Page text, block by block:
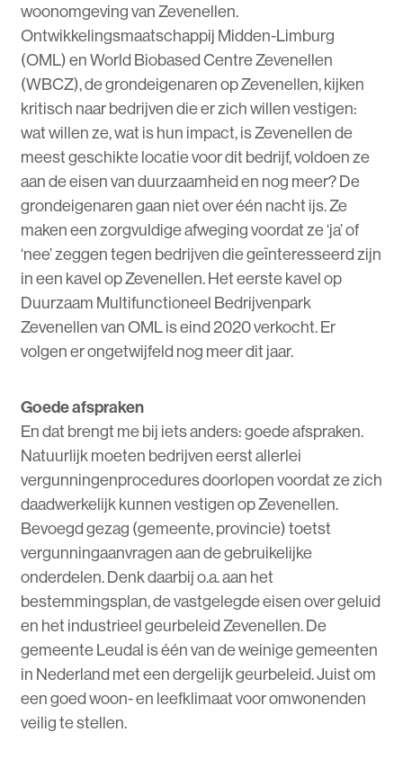
woonomgeving van Zevenellen.
Ontwikkelingsmaatschappij Midden-Limburg
(OML) en World Biobased Centre Zevenellen
(WBCZ), de grondeigenaren op Zevenellen, kijken
kritisch naar bedrijven die er zich willen vestigen:
wat willen ze, wat is hun impact, is Zevenellen de
meest geschikte locatie voor dit bedrijf, voldoen ze
aan de eisen van duurzaamheid en nog meer? De
grondeigenaren gaan niet over één nacht ijs. Ze
maken een zorgvuldige afweging voordat ze ‘ja’ of
‘nee’ zeggen tegen bedrijven die geïnteresseerd zijn
in een kavel op Zevenellen. Het eerste kavel op
Duurzaam Multifunctioneel Bedrijvenpark
Zevenellen van OML is eind 2020 verkocht. Er
volgen er ongetwijfeld nog meer dit jaar.
Goede afspraken
En dat brengt me bij iets anders: goede afspraken.
Natuurlijk moeten bedrijven eerst allerlei
vergunningenprocedures doorlopen voordat ze zich
daadwerkelijk kunnen vestigen op Zevenellen.
Bevoegd gezag (gemeente, provincie) toetst
vergunningaanvragen aan de gebruikelijke
onderdelen. Denk daarbij o.a. aan het
bestemmingsplan, de vastgelegde eisen over geluid
en het industrieel geurbeleid Zevenellen. De
gemeente Leudal is één van de weinige gemeenten
in Nederland met een dergelijk geurbeleid. Juist om
een goed woon- en leefklimaat voor omwonenden
veilig te stellen.